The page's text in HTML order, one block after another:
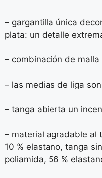
– gargantilla única
plata: un detalle
– combinación de
– las medias de liga
– tanga abierta un
– material agradable al
10 % elastano, tanga
poliamida, 56 %